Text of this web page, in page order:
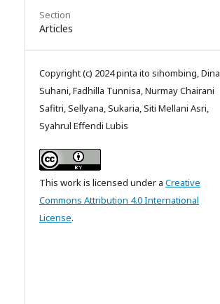
Section
Articles
Copyright (c) 2024 pinta ito sihombing, Dina
Suhani, Fadhilla Tunnisa, Nurmay Chairani
Safitri, Sellyana, Sukaria, Siti Mellani Asri,
Syahrul Effendi Lubis
This work is licensed under a Creative
Commons Attribution 4.0 International
License.